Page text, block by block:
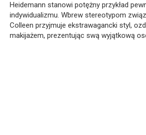
Heidemann stanowi potężny przykład
indywidualizmu. Wbrew stereotypom
Colleen przyjmuje ekstrawagancki styl,
makijażem, prezentując swą wyjątkową